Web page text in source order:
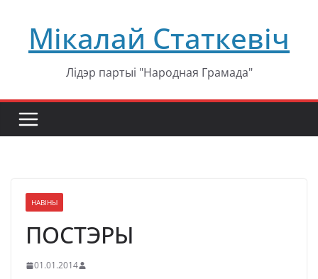
содержимому
Мікалай Статкевіч
Лідэр партыі "Народная Грамада"
НАВІНЫ
ПОСТЭРЫ
01.01.2014